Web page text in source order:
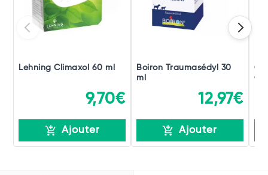
Lehning Climaxol 60 ml
9,70€
Ajouter
Boiron Traumasédyl 30
ml
12,97€
Ajouter